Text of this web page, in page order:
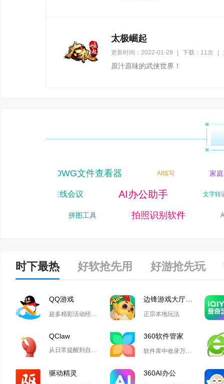
太极崛起
更新时间：2022-01-28 下载：11次
原汁原味的武侠世界！
DWG文件查看器 AI续写 家庭
动作冒险手游 视频录制
拼图工具 拍照识别软件 AI
时下最热 好软抢先用 好游抢先玩
QQ游戏
超多精彩活动经典玩法尽在QQ游戏 正宗本地玩法
QClaw
从日常提醒到自动化开发,Qclaw解锁无限可能
360软件管家
软件库中收录万款正版软件
驱动精灵 360AI办公